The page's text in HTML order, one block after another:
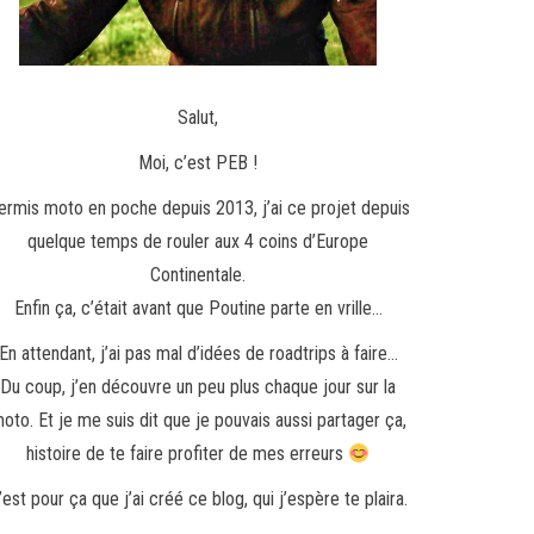
Salut,
Moi, c’est PEB !
moto en poche depuis 2013, j’ai ce projet depuis
quelque temps de rouler aux 4 coins d’Europe
Continentale.
Enfin ça, c’était avant que Poutine parte en vrille…
En attendant, j’ai pas mal d’idées de roadtrips à faire…
Du coup, j’en découvre un peu plus chaque jour sur la
Et je me suis dit que je pouvais aussi partager ça,
histoire de te faire profiter de mes erreurs
pour ça que j’ai créé ce blog, qui j’espère te plaira.